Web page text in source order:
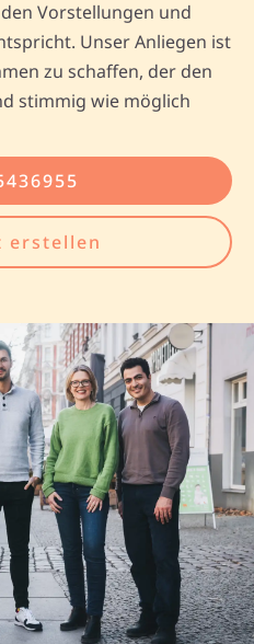
Vorstellungen und
Unser Anliegen ist
zu schaffen, der den
stimmig wie möglich
erstellen